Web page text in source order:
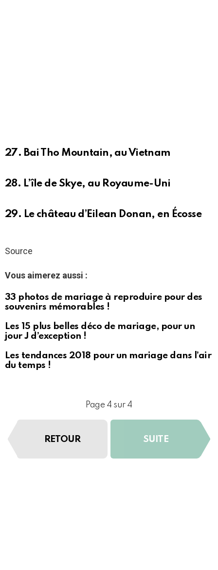
27. Bai Tho Mountain, au Vietnam
28. L’île de Skye, au Royaume-Uni
29. Le château d’Eilean Donan, en Écosse
Source
Vous aimerez aussi :
33 photos de mariage à reproduire pour des
souvenirs mémorables !
Les 15 plus belles déco de mariage, pour un
jour J d’exception !
Les tendances 2018 pour un mariage dans l’air
du temps !
Page 4 sur 4
RETOUR SUITE